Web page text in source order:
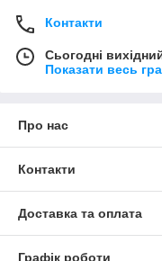
Контакти
Сьогодні
Показати весь
Про нас
Контакти
Доставка та оплата
Графік роботи